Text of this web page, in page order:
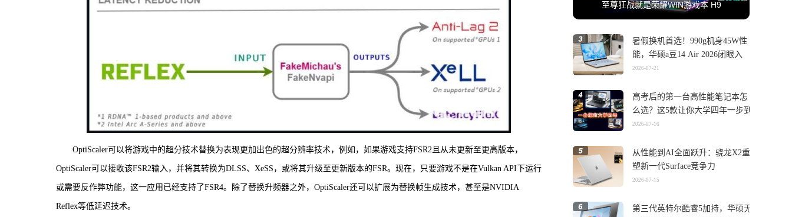
OptiScaler可以将游戏中的超分技术替换为表现更加出色的超分辨率技术，例如，如果游戏支持FSR2且从未更新至更高版本，
OptiScaler可以接收该FSR2输入，并将其转换为DLSS、XeSS，或将其升级至更新版本的FSR。现在，只要游戏不是在Vulkan API下运行
或需要反作弊功能，这一应用已经支持了FSR4。除了替换升频器之外，OptiScaler还可以扩展为替换帧生成技术，甚至是NVIDIA
Reflex等低延迟技术。
至尊狂战就是荣耀WIN游戏本 H9
暑假换机首选！990g机身45W性
能，华硕a豆14 Air 2026闭眼入
2026-07-21
高考后的第一台高性能笔记本怎
么选？这5款让你大学四年一步到
位
2026-07-16
从性能到AI全面跃升：骁龙X2重
塑新一代Surface竞争力
2026-07-15
第三代英特尔酷睿5加持，华硕无